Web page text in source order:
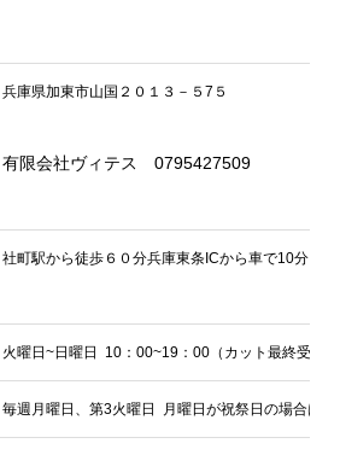
兵庫県加東市山国２０１３－５7５
有限会社ヴィテス 0795427509
社町駅から徒歩６０分兵庫東条ICから車で10分ピ
火曜日~日曜日 10：00~19：00（カット最終受付
毎週月曜日、第3火曜日 月曜日が祝祭日の場合は